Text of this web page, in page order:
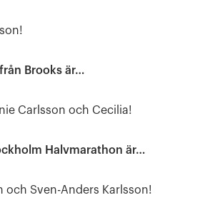
Brooks är…
Carlsson och Cecilia!
Halvmarathon är…
och Sven-Anders Karlsson!